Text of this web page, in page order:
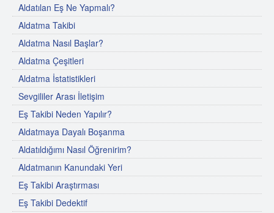
Aldatılan Eş Ne Yapmalı?
Aldatma Takibi
Aldatma Nasıl Başlar?
Aldatma Çeşitleri
Aldatma İstatistikleri
Sevgililer Arası İletişim
Eş Takibi Neden Yapılır?
Aldatmaya Dayalı Boşanma
Aldatıldığımı Nasıl Öğrenirim?
Aldatmanın Kanundaki Yeri
Eş Takibi Araştırması
Eş Takibi Dedektif